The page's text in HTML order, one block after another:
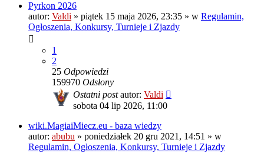
Pyrkon 2026
autor: Valdi » piątek 15 maja 2026, 23:35 » w Regulamin,
Ogłoszenia, Konkursy, Turnieje i Zjazdy
1
2
25 Odpowiedzi
159970 Odsłony
Ostatni postautor: Valdi
sobota 04 lip 2026, 11:00
wiki.MagiaiMiecz.eu - baza wiedzy
autor: abubu » poniedziałek 20 gru 2021, 14:51 » w
Regulamin, Ogłoszenia, Konkursy, Turnieje i Zjazdy